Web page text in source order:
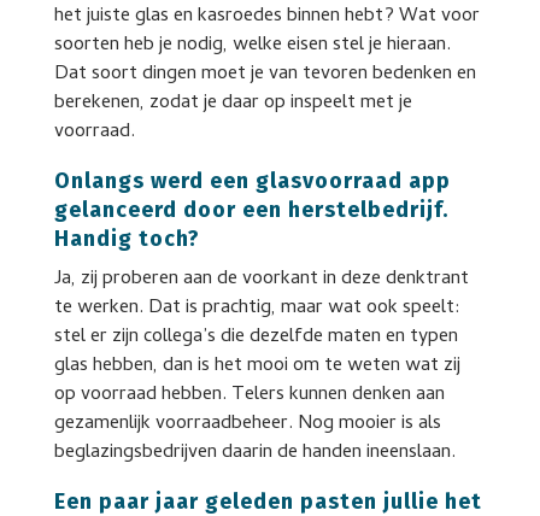
het juiste glas en kasroedes binnen hebt? Wat voor
soorten heb je nodig, welke eisen stel je hieraan.
Dat soort dingen moet je van tevoren bedenken en
berekenen, zodat je daar op inspeelt met je
voorraad.
Onlangs werd een glasvoorraad app
gelanceerd door een herstelbedrijf.
Handig toch?
Ja, zij proberen aan de voorkant in deze denktrant
te werken. Dat is prachtig, maar wat ook speelt:
stel er zijn collega’s die dezelfde maten en typen
glas hebben, dan is het mooi om te weten wat zij
op voorraad hebben. Telers kunnen denken aan
gezamenlijk voorraadbeheer. Nog mooier is als
beglazingsbedrijven daarin de handen ineenslaan.
Een paar jaar geleden pasten jullie het